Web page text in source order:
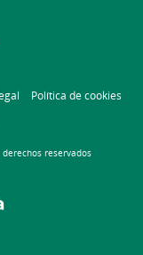
Política de cookies
reservados